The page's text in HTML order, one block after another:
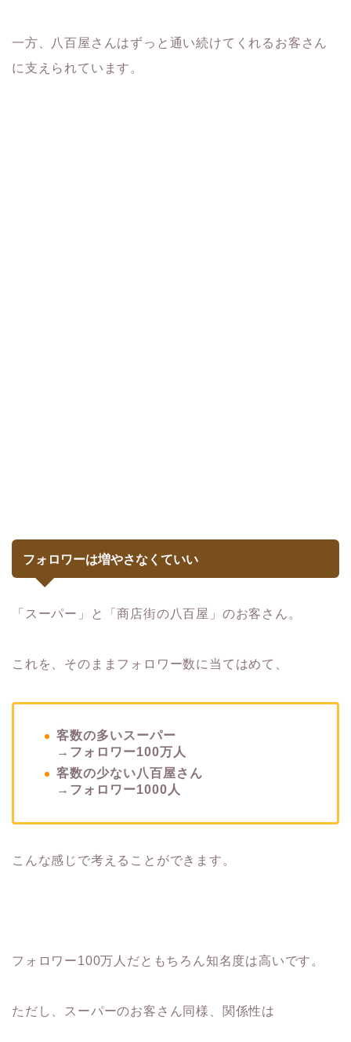
一方、八百屋さんはずっと通い続けてくれるお客さん
に支えられています。
フォロワーは増やさなくていい
「スーパー」と「商店街の八百屋」のお客さん。
これを、そのままフォロワー数に当てはめて、
客数の多いスーパー
→フォロワー100万人
客数の少ない八百屋さん
→フォロワー1000人
こんな感じで考えることができます。
フォロワー100万人だともちろん知名度は高いです。
ただし、スーパーのお客さん同様、関係性は